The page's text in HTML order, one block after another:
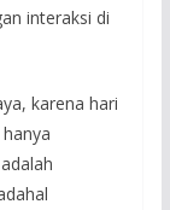
interaksi di
karena hari